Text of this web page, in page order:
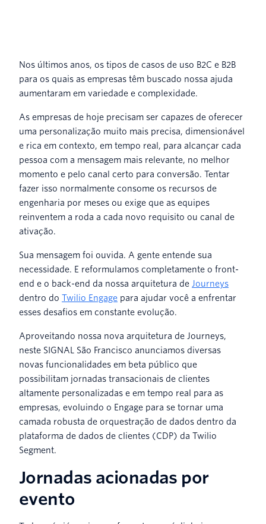
Nos últimos anos, os tipos de casos de uso B2C e B2B
para os quais as empresas têm buscado nossa ajuda
aumentaram em variedade e complexidade.
As empresas de hoje precisam ser capazes de oferecer
uma personalização muito mais precisa, dimensionável
e rica em contexto, em tempo real, para alcançar cada
pessoa com a mensagem mais relevante, no melhor
momento e pelo canal certo para conversão. Tentar
fazer isso normalmente consome os recursos de
engenharia por meses ou exige que as equipes
reinventem a roda a cada novo requisito ou canal de
ativação.
Sua mensagem foi ouvida. A gente entende sua
necessidade. E reformulamos completamente o front-
end e o back-end da nossa arquitetura de Journeys
dentro do Twilio Engage para ajudar você a enfrentar
esses desafios em constante evolução.
Aproveitando nossa nova arquitetura de Journeys,
neste SIGNAL São Francisco anunciamos diversas
novas funcionalidades em beta público que
possibilitam jornadas transacionais de clientes
altamente personalizadas e em tempo real para as
empresas, evoluindo o Engage para se tornar uma
camada robusta de orquestração de dados dentro da
plataforma de dados de clientes (CDP) da Twilio
Segment.
Jornadas acionadas por
evento